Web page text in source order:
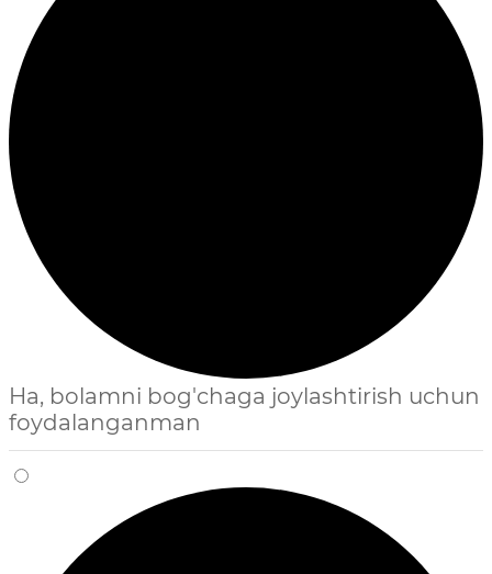
Ha, bolamni bog'chaga joylashtirish uchun
foydalanganman